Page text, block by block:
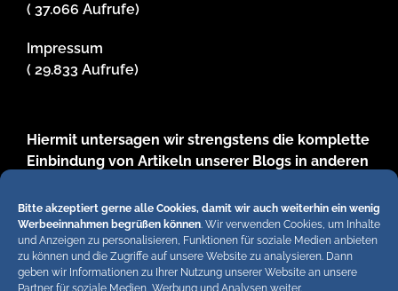
Bitte akzeptiert gerne alle Cookies, damit wir auch weiterhin ein wenig
Werbeeinnahmen begrüßen können. Wir verwenden Cookies, um Inhalte
und Anzeigen zu personalisieren, Funktionen für soziale Medien anbieten
zu können und die Zugriffe auf unsere Website zu analysieren. Dann
geben wir Informationen zu Ihrer Nutzung unserer Website an unsere
Partner für soziale Medien, Werbung und Analysen weiter.
( 37.066 Aufrufe)
Impressum
( 29.833 Aufrufe)
Hiermit untersagen wir strengstens die komplette
Einbindung von Artikeln unserer Blogs in anderen
abgekürzte Teaser bis ca. 200 Zeichen plus Link
zum ganzen Artikel in unseren Blogs. Wir
behalten uns bei Verstössen rechtliche Schritte
vor. Die Redaktion!